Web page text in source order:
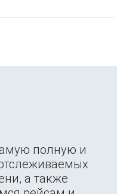
полную и
а также